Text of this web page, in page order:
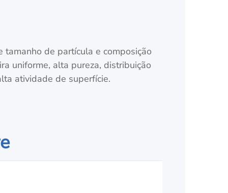
de partícula e composição
uniforme, alta pureza, distribuição
atividade de superfície.